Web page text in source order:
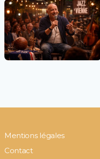
Mentions légales
Contact